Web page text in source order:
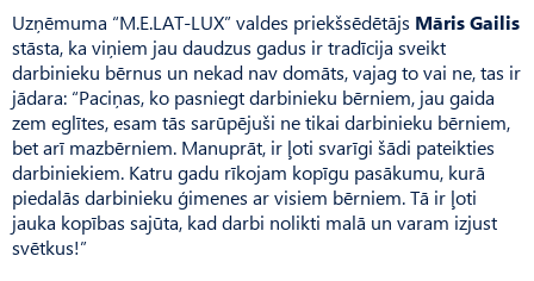
Uzņēmuma “M.E.LAT-LUX” valdes priekšsēdētājs Māris Gailis
stāsta, ka viņiem jau daudzus gadus ir tradīcija sveikt
darbinieku bērnus un nekad nav domāts, vajag to vai ne, tas ir
jādara: “Paciņas, ko pasniegt darbinieku bērniem, jau gaida
zem eglītes, esam tās sarūpējuši ne tikai darbinieku bērniem,
bet arī mazbērniem. Manuprāt, ir ļoti svarīgi šādi pateikties
darbiniekiem. Katru gadu rīkojam kopīgu pasākumu, kurā
piedalās darbinieku ģimenes ar visiem bērniem. Tā ir ļoti
jauka kopības sajūta, kad darbi nolikti malā un varam izjust
svētkus!”